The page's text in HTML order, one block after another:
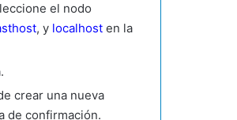
el nodo
, y localhosten la
crear una nueva
de confirmación.